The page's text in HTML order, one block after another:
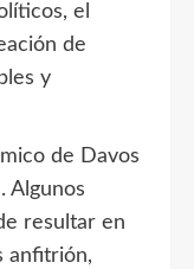
el
de
y
de Davos
Algunos
resultar en
anfitrión,